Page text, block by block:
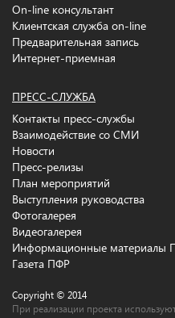
On-line консультант
Клиентская служба on-line
Предварительная запись
Интернет-приемная
ПРЕСС-СЛУЖБА
Контакты пресс-службы
Взаимодействие со СМИ
Новости
Пресс-релизы
План мероприятий
Выступления руководства
Фотогалерея
Видеогалерея
Информационные материалы
Газета ПФР
Copyright © 2014
При реализации проекта